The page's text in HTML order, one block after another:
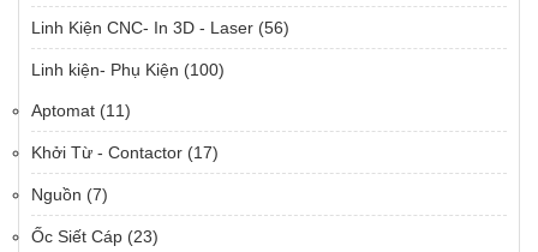
Linh Kiện CNC- In 3D - Laser (56)
Linh kiện- Phụ Kiện (100)
Aptomat (11)
Khởi Từ - Contactor (17)
Nguồn (7)
Ốc Siết Cáp (23)